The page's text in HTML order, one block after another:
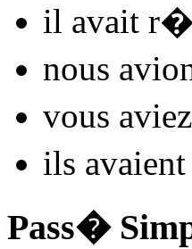
il avait
nous
vous
ils
Pass�